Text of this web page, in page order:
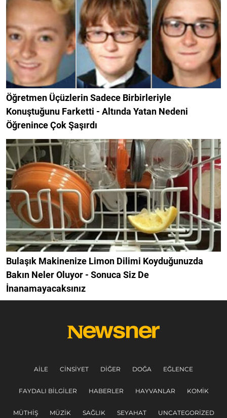
Öğretmen Üçüzlerin Sadece Birbirleriyle
Konuştuğunu Farketti - Altında Yatan Nedeni
Öğrenince Çok Şaşırdı
Bulaşık Makinenize Limon Dilimi Koyduğunuzda
Bakın Neler Oluyor - Sonuca Siz De
İnanamayacaksınız
AILE CINSIYET DIĞER DOĞA EĞLENCE
FAYDALI BILGILER HABERLER HAYVANLAR KOMIK
MÜTHIŞ MÜZIK SAĞLIK SEYAHAT UNCATEGORIZED